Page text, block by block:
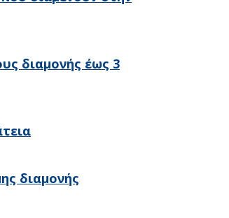
διαμονής έως 3
διαμονής